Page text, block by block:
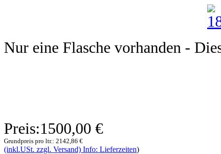
Nur eine Flasche vorhanden -
Preis:1500,00 €
Grundpreis pro ltr.: 2142,86 €
(inkl.USt. zzgl. Versand) Info: Lieferzeiten)